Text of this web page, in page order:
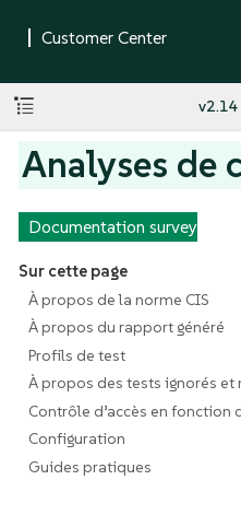
v2.14
Analyses de
Documentation survey
Sur cette page
À propos de la norme CIS
À propos du rapport généré
Profils de test
À propos des tests ignorés et
Contrôle d’accès en fonction
Configuration
Guides pratiques